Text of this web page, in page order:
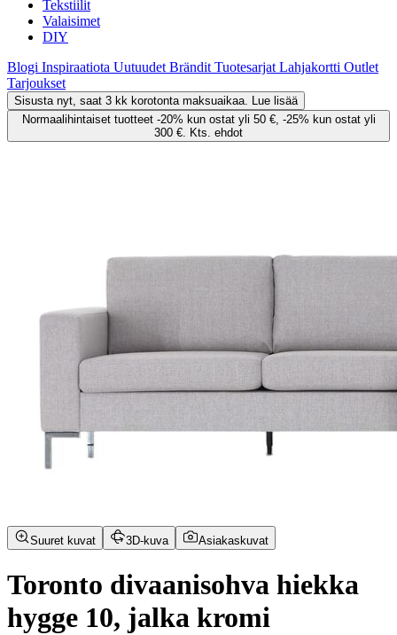
Tekstiilit
Valaisimet
DIY
Blogi Inspiraatiota Uutuudet Brändit Tuotesarjat Lahjakortti Outlet
Tarjoukset
Sisusta nyt, saat 3 kk korotonta maksuaikaa. Lue lisää
Normaalihintaiset tuotteet -20% kun ostat yli 50 €, -25% kun ostat yli
300 €. Kts. ehdot
Suuret kuvat 3D-kuva Asiakaskuvat
Toronto divaanisohva hiekka
hygge 10, jalka kromi